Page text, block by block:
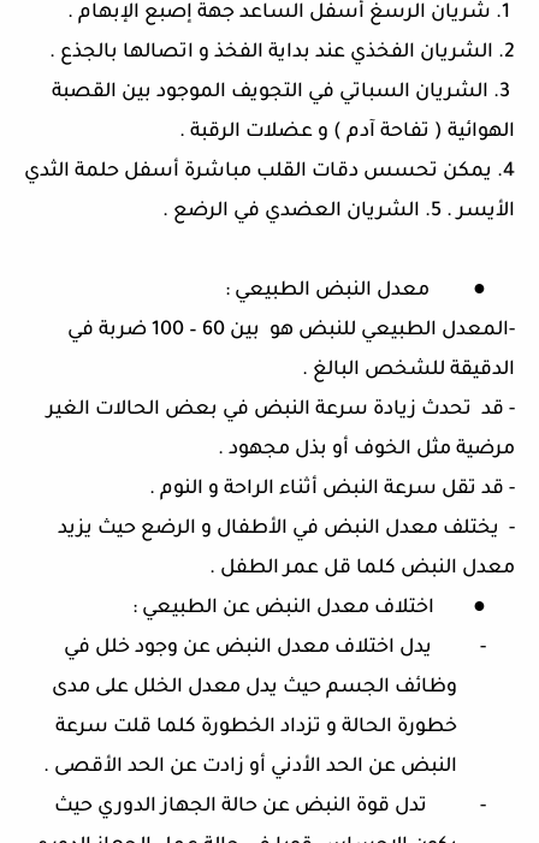
1. شريان الرسغ أسفل الساعد جهة إصبع الإبهام .
2. الشريان الفخذي عند بداية الفخذ و اتصالها بالجذع .
3.
الشريان السباتي في التجويف الموجود بين القصبة
الهوائية ( تفاحة آدم ) و عضلات الرقبة .
4.
يمكن تحسس دقات القلب مباشرة أسفل حلمة الثدي
الأيسر. 5. الشريان العضدي في الرضع .
● معدل النبض الطبيعي :
-المعدل الطبيعي للنبض هو بين 60 – 100
ضربة في
الدقيقة للشخص البالغ .
- قد تحدث زيادة سرعة النبض في بعض الحالات الغير
مرضية مثل الخوف أو بذل مجهود .
- قد تقل سرعة النبض أثناء الراحة و النوم .
- يختلف معدل النبض في الأطفال و الرضع حيث يزيد
معدل النبض كلما قل عمر الطفل .
●
اختلاف معدل النبض عن الطبيعي :
-
يدل اختلاف معدل النبض عن وجود خلل في
وظائف الجسم حيث يدل معدل الخلل على مدى
خطورة الحالة و تزداد الخطورة كلما قلت سرعة
النبض عن الحد الأدني أو زادت عن الحد الأقصى .
-
تدل قوة النبض عن حالة الجهاز الدوري حيث